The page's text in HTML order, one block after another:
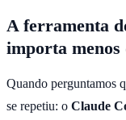
A ferramenta
importa menos
Quando perguntamos
se repetiu: o Claude